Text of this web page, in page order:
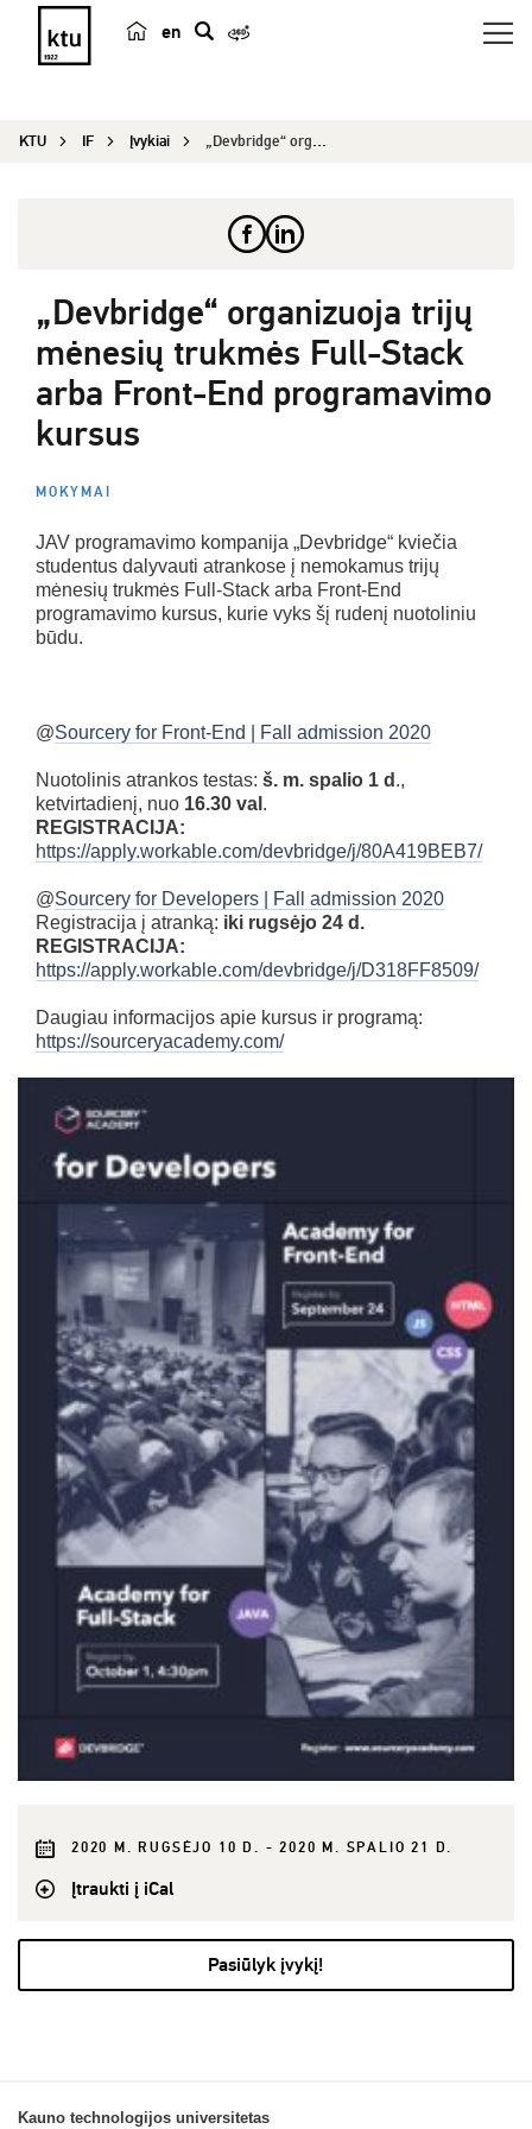
en
e
KTU IF Įvykiai „Devbridge“ organizuoja trijų mėnesių trukmės Fu...
„Devbridge“ organizuoja trijų
mėnesių trukmės Full-Stack
arba Front-End programavimo
kursus
MOKYMAI
JAV programavimo kompanija „Devbridge“ kviečia
studentus dalyvauti atrankose į nemokamus trijų
mėnesių trukmės Full-Stack arba Front-End
programavimo kursus, kurie vyks šį rudenį nuotoliniu
būdu.
@Sourcery for Front-End | Fall admission 2020
Nuotolinis atrankos testas: š. m. spalio 1 d .,
ketvirtadienį, nuo 16.30 val .
REGISTRACIJA:
https://apply.workable.com/devbridge/j/80A419BEB7/
@Sourcery for Developers | Fall admission 2020
Registracija į atranką: iki rugsėjo 24 d.
REGISTRACIJA:
https://apply.workable.com/devbridge/j/D318FF8509/
Daugiau informacijos apie kursus ir programą:
https://sourceryacademy.com/
2020 M. RUGSĖJO 10 D. - 2020 M. SPALIO 21 D.
Įtraukti į iCal
Pasiūlyk įvykį!
Kauno technologijos universitetas